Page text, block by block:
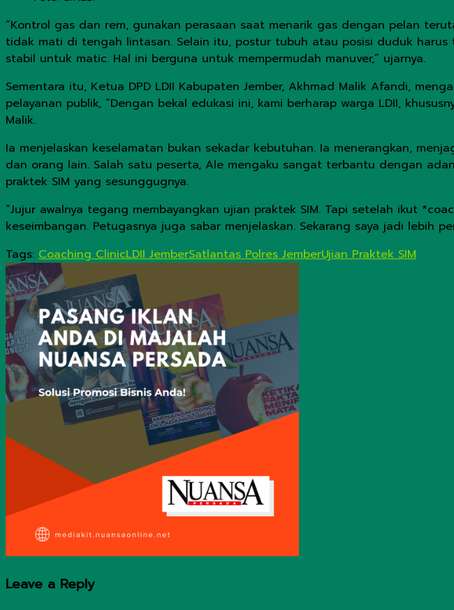
“Kontrol gas dan rem, gunakan perasaan saat menarik gas dengan pelan
tidak mati di tengah lintasan. Selain itu, postur tubuh atau posisi duduk
stabil untuk matic. Hal ini berguna untuk mempermudah manuver,” ujarnya.
Sementara itu, Ketua DPD LDII Kabupaten Jember, Akhmad Malik Afandi,
pelayanan publik, “Dengan bekal edukasi ini, kami berharap warga LDII,
Malik.
Ia menjelaskan keselamatan bukan sekadar kebutuhan. Ia menerangkan,
dan orang lain. Salah satu peserta, Ale mengaku sangat terbantu dengan
praktek SIM yang sesunggugnya.
“Jujur awalnya tegang membayangkan ujian praktek SIM. Tapi setelah ikut
keseimbangan. Petugasnya juga sabar menjelaskan. Sekarang saya jadi lebih
Tags: Coaching ClinicLDII JemberSatlantas Polres JemberUjian Praktek SIM
Leave a Reply